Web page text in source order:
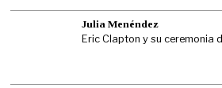
Julia Menéndez
Eric Clapton y su ceremonia